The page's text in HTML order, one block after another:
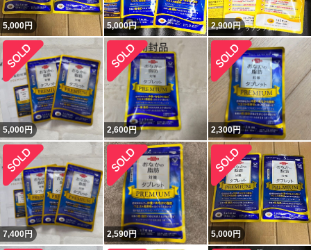
5,000円 5,000円 2,900円
5,000円 2,600円 2,300円
7,400円 2,590円 5,000円